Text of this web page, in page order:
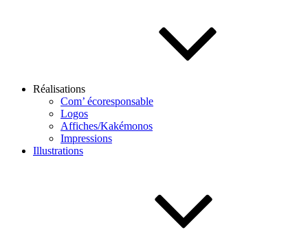
Réalisations
Com’ écoresponsable
Logos
Affiches/Kakémonos
Impressions
Illustrations